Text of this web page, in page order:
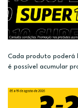
Cada produto poderá
é possível acumular